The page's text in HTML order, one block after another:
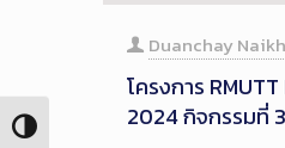
Toggle High Contrast
Duanchay
โครงการ
2024 กิจกรรมที่ 3